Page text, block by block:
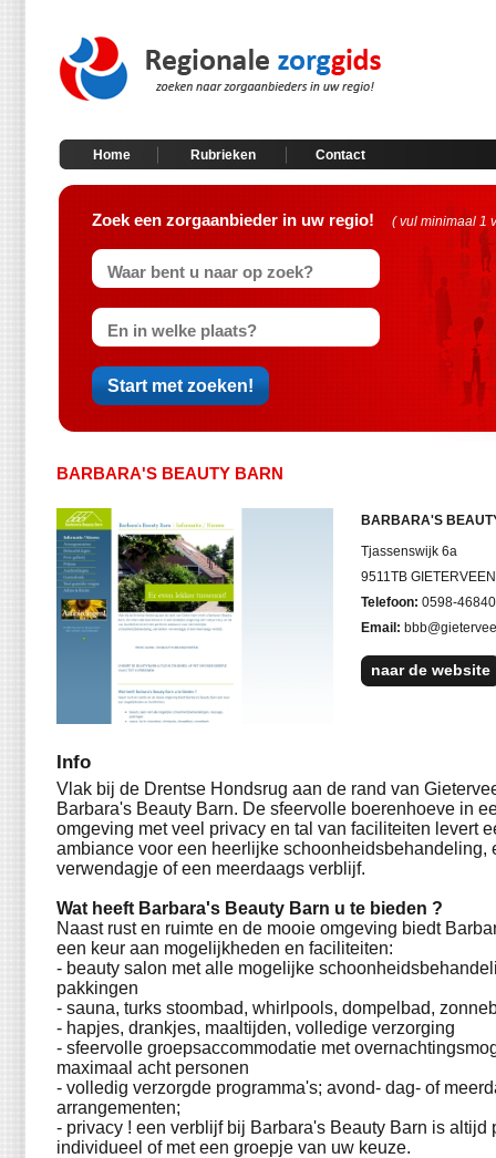
Home Rubrieken Contact
Zoek een zorgaanbieder in uw regio! ( vul minimaal 1
BARBARA'S BEAUTY BARN
BARBARA'S
Tjassenswijk 6a
9511TB GIETERVEEN
Telefoon: 0598-
Email:
naar de website
Info
Vlak bij de Drentse Hondsrug aan de rand van
Barbara's Beauty Barn. De sfeervolle boerenhoeve in
omgeving met veel privacy en tal van faciliteiten levert
ambiance voor een heerlijke schoonheidsbehandeling,
verwendagje of een meerdaags verblijf.
Wat heeft Barbara's Beauty Barn u te bieden ?
Naast rust en ruimte en de mooie omgeving biedt
een keur aan mogelijkheden en faciliteiten:
- beauty salon met alle mogelijke
pakkingen
- sauna, turks stoombad, whirlpools, dompelbad,
- hapjes, drankjes, maaltijden, volledige verzorging
- sfeervolle groepsaccommodatie met
maximaal acht personen
- volledig verzorgde programma's; avond- dag- of
arrangementen;
- privacy ! een verblijf bij Barbara's Beauty Barn is altijd
individueel of met een groepje van uw keuze.